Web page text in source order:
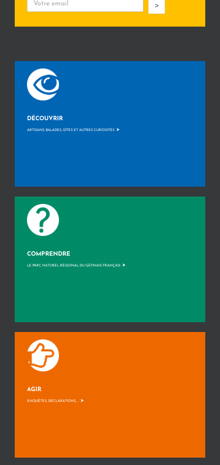
>
DÉCOUVRIR
ARTISANS, BALADES, GÎTES ET AUTRES CURIOSITÉS >
COMPRENDRE
LE PARC NATUREL RÉGIONAL DU GÂTINAIS FRANÇAIS >
AGIR
ENQUÊTES, DÉCLARATIONS, ... >